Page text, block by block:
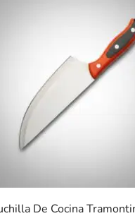
De Cocina